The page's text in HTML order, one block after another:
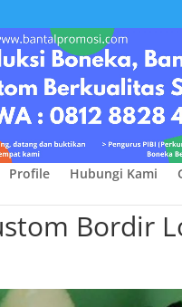
Profile Hubungi Kami
Bordir